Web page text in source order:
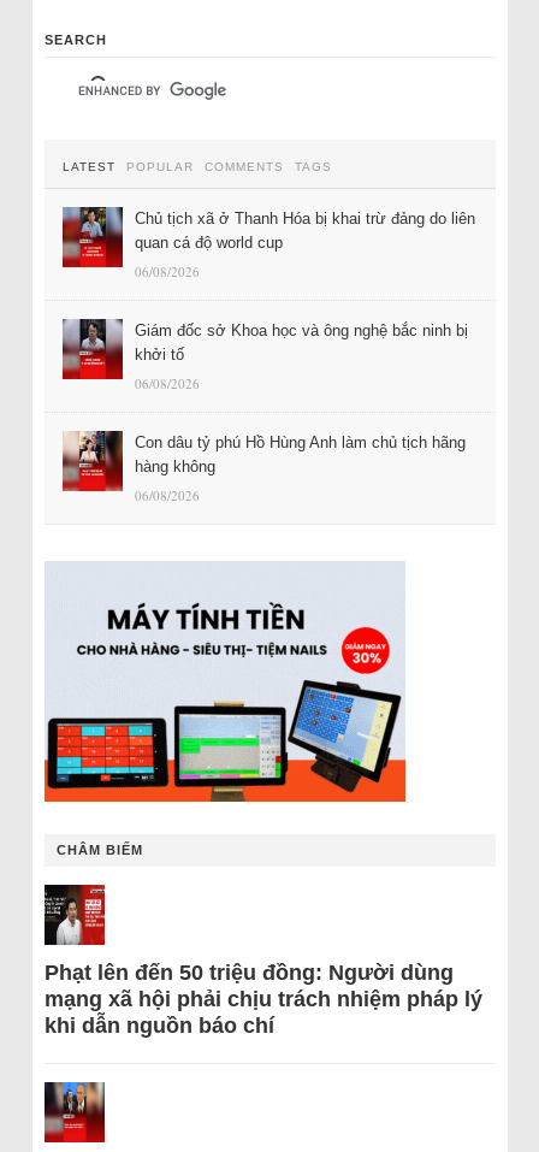
SEARCH
LATEST POPULAR COMMENTS TAGS
Chủ tịch xã ở Thanh Hóa bị khai trừ đảng do liên
quan cá độ world cup
06/08/2026
Giám đốc sở Khoa học và ông nghệ bắc ninh bị
khởi tố
06/08/2026
Con dâu tỷ phú Hồ Hùng Anh làm chủ tịch hãng
hàng không
06/08/2026
CHÂM BIẾM
Phạt lên đến 50 triệu đồng: Người dùng
mạng xã hội phải chịu trách nhiệm pháp lý
khi dẫn nguồn báo chí